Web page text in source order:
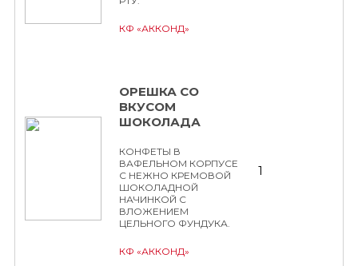
КФ «АККОНД»
ОРЕШКА СО
ВКУСОМ
ШОКОЛАДА
КОНФЕТЫ В
ВАФЕЛЬНОМ КОРПУСЕ
С НЕЖНО КРЕМОВОЙ
ШОКОЛАДНОЙ
НАЧИНКОЙ С
ВЛОЖЕНИЕМ
ЦЕЛЬНОГО ФУНДУКА.
КФ «АККОНД»
1